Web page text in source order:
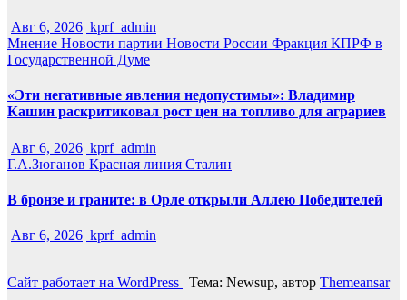
Авг 6, 2026 kprf_admin
Мнение Новости партии Новости России Фракция КПРФ в
Государственной Думе
«Эти негативные явления недопустимы»: Владимир
Кашин раскритиковал рост цен на топливо для аграриев
Авг 6, 2026 kprf_admin
Г.А.Зюганов Красная линия Сталин
В бронзе и граните: в Орле открыли Аллею Победителей
Авг 6, 2026 kprf_admin
Сайт работает на WordPress | Тема: Newsup, автор Themeansar